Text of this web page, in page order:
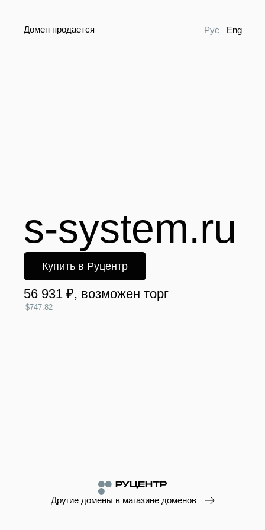
Домен продается Рус Eng
s-system.ru
Купить в Руцентр
56 931 ₽, возможен торг
$747.82
Другие домены в магазине доменов